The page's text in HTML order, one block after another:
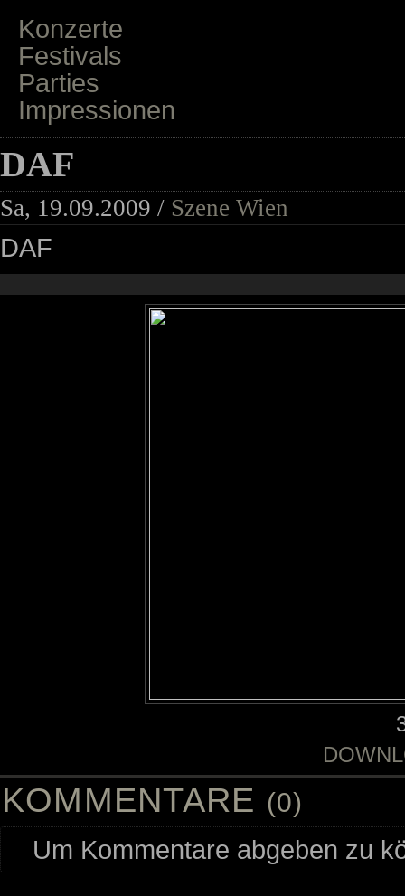
Konzerte
Festivals
Parties
Impressionen
DAF
Sa, 19.09.2009 / Szene Wien
DAF
KOMMENTARE (0)
Um Kommentare abgeben zu